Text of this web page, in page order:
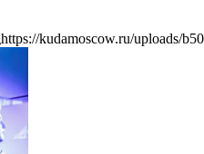
https://kudamoscow.ru/uploads/